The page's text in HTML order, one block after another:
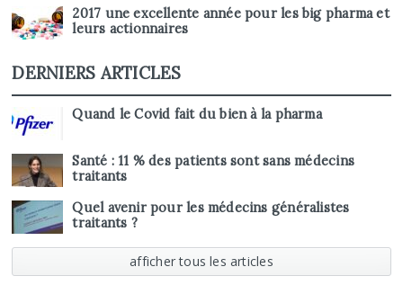
2017 une excellente année pour les big pharma et
leurs actionnaires
DERNIERS ARTICLES
Quand le Covid fait du bien à la pharma
Santé : 11 % des patients sont sans médecins
traitants
Quel avenir pour les médecins généralistes
traitants ?
afficher tous les articles